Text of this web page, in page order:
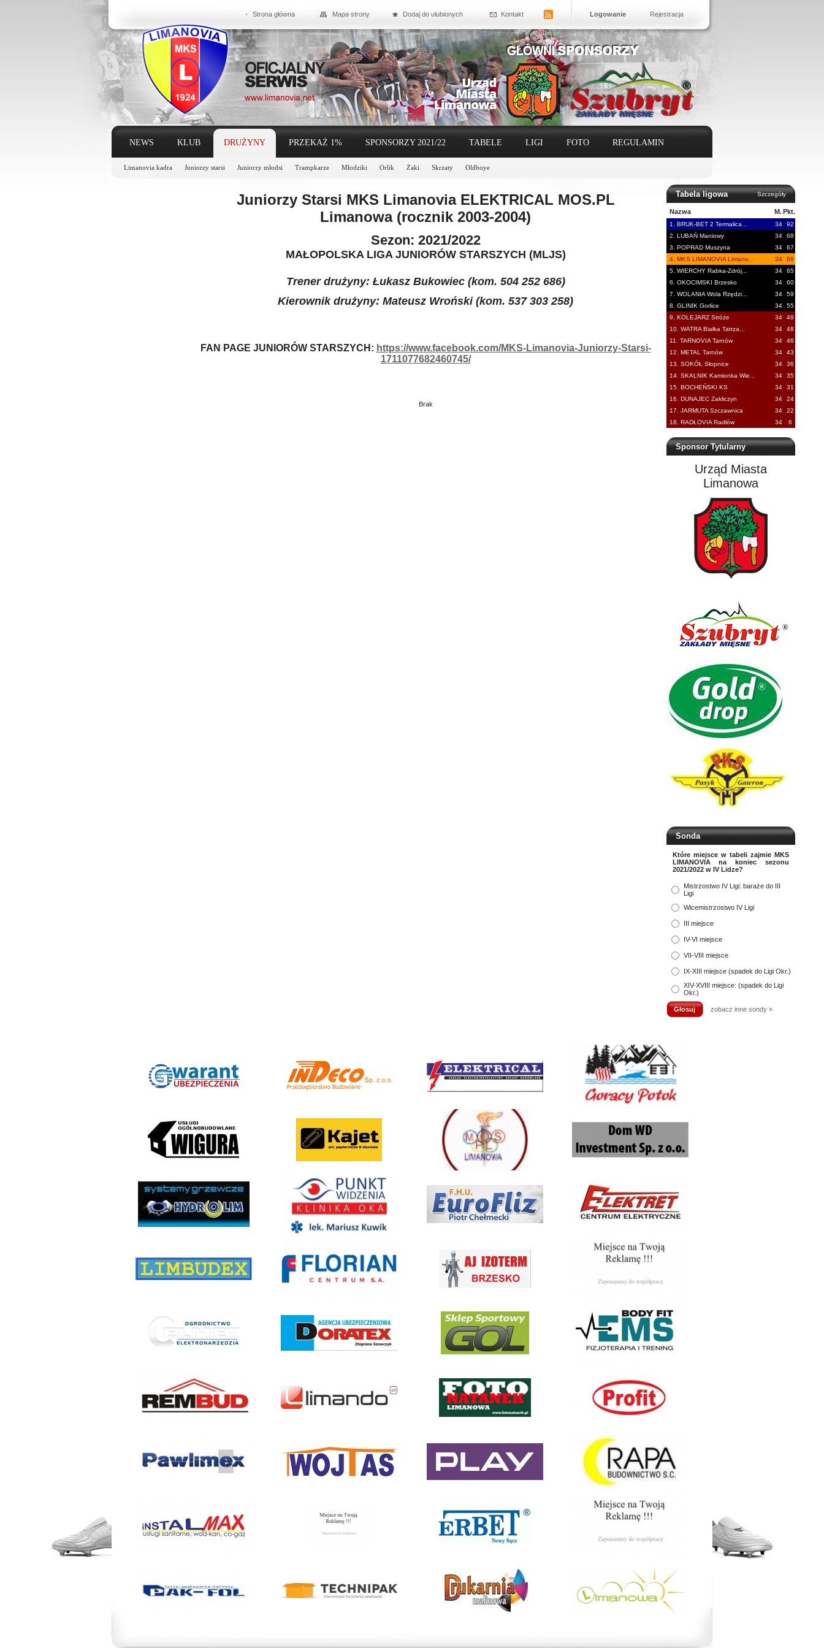
Strona główna Mapa strony Dodaj do ulubionych Kontakt Logowanie Rejestracja
NEWS KLUB DRUŻYNY
Limanovia kadra Juniorzy starsi Juniorzy młodsi Trampkarze Młodziki Orlik Żaki Skrzaty Oldboye
PRZEKAŻ 1% SPONSORZY 2021/22 TABELE LIGI FOTO REGULAMIN
Tabela ligowa Szczegóły
Nazwa M. Pkt.
1. BRUK-BET 2 Termalica... 34
92
2. LUBAŃ Maniowy
34
68
3. POPRAD Muszyna
34
67
4. MKS LIMANOVIA Limano...
34
66
5. WIERCHY Rabka-Zdrój...
34
65
6. OKOCIMSKI Brzesko
34
60
7. WOLANIA Wola Rzędzi...
34
59
8. GLINIK Gorlice
34
55
9. KOLEJARZ Stróże
34
49
10. WATRA Białka Tatrza...
34
48
11. TARNOVIA Tarnów
34
46
12. METAL Tarnów
34
43
13. SOKÓŁ Słopnice
34
36
14. SKALNIK Kamionka Wie...
34
35
15. BOCHEŃSKI KS
34
31
16. DUNAJEC Zakliczyn
34
24
17. JARMUTA Szczawnica
34
22
18. RADŁOVIA Radłów
34 6
Sponsor Tytularny
Urząd Miasta
Limanowa
Sonda
Które miejsce w tabeli zajmie MKS
LIMANOVIA na koniec sezonu
2021/2022 w IV Lidze?
Mistrzostwo IV Ligi: baraże do III
Ligi
Wicemistrzostwo IV Ligi
III miejsce
IV-VI miejsce
VII-VIII miejsce
IX-XIII miejsce (spadek do Ligi Okr.)
XIV-XVIII miejsce: (spadek do Ligi
Okr.)
zobacz inne sondy »
Juniorzy Starsi MKS Limanovia ELEKTRICAL MOS.PL
Limanowa (rocznik 2003-2004)
Sezon: 2021/2022
MAŁOPOLSKA LIGA JUNIORÓW STARSZYCH (MLJS)
Trener drużyny: Łukasz Bukowiec(kom. 504 252 686)
Kierownik drużyny: Mateusz Wroński (kom. 537 303 258)
FAN PAGE JUNIORÓW STARSZYCH: https://www.facebook.com/MKS-Limanovia-Juniorzy-Starsi-
1711077682460745/
Brak